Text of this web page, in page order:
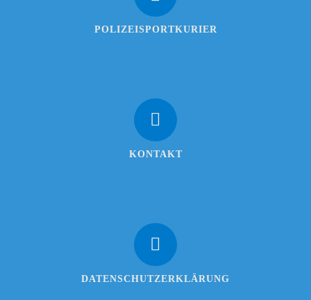
POLIZEISPORTKURIER
KONTAKT
DATENSCHUTZERKLÄRUNG